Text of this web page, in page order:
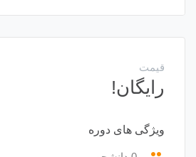
قیمت
رایگان!
ویژگی های دوره